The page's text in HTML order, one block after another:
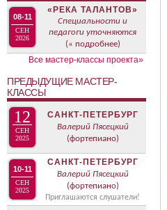
08-11
СЕН
2026
«РЕКА ТАЛАНТОВ»
Специальности и
педагоги уточняются
(« подробнее)
Все мастер-классы проекта»
ПРЕДЫДУЩИЕ МАСТЕР-
КЛАССЫ
12
СЕН
2025
САНКТ-ПЕТЕРБУРГ
Валерий Пясецкий
(фортепиано)
10-11
СЕН
2025
САНКТ-ПЕТЕРБУРГ
Валерий Пясецкий
(фортепиано)
Приглашаются слушатели!